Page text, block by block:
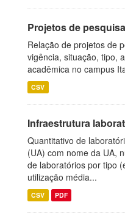
Projetos de
Relação de projetos de
vigência, situação, tipo,
acadêmica no campus
CSV
Infraestrutura
Quantitativo de
(UA) com nome da UA,
de laboratórios por tipo
utilização média...
CSV PDF